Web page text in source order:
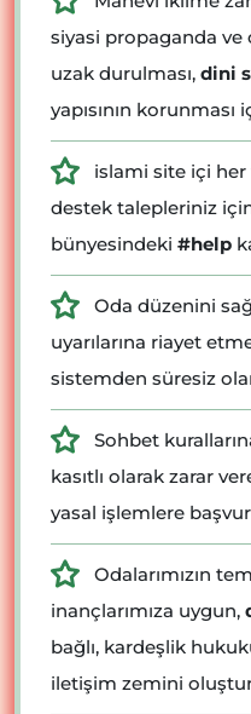
siyasi propaganda
uzak durulması, dini
yapısının
islami site içi
destek talepleriniz
bünyesindeki #help
Oda düzenini
uyarılarına riayet
sistemden süresiz
Sohbet
kasıtlı olarak zarar
yasal işlemlere
Odalarımızın
inançlarımıza uygun,
bağlı, kardeşlik
iletişim zemini